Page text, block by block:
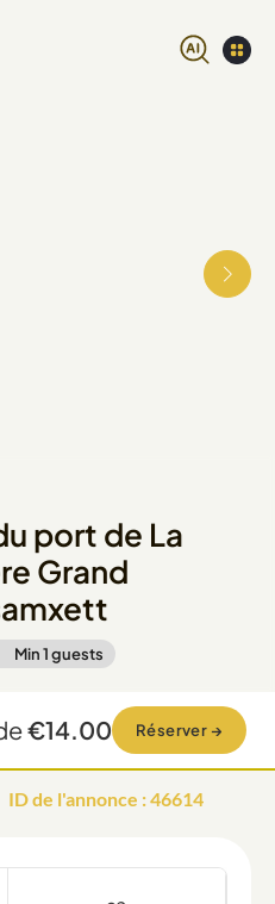
port de La
Grand
Min1guests
€14.00 Réserver →
ID de l'annonce :46614